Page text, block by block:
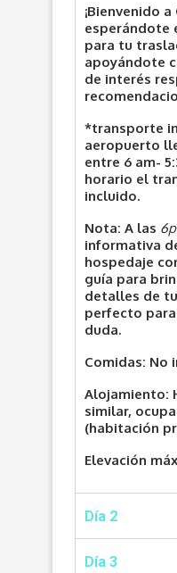
¡Bienvenido
esperándote
para tu
apoyándote
de interés
*transporte
aeropuerto
entre 6 am-
horario el
incluido.
Nota: A las
informativa
hospedaje
guía para
detalles de
perfecto
duda.
Comidas: No
Alojamiento:
similar,
(habitación
Elevación
Día 2
Día 3